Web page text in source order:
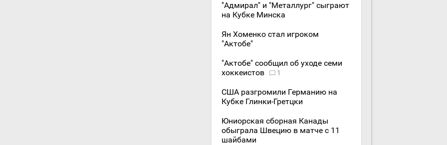
"Адмирал" и "Металлург" сыграют
на Кубке Минска
Ян Хоменко стал игроком
"Актобе"
"Актобе" сообщил об уходе семи
хоккеистов
1
США разгромили Германию на
Кубке Глинки-Гретцки
Юниорская сборная Канады
обыграла Швецию в матче с 11
шайбами